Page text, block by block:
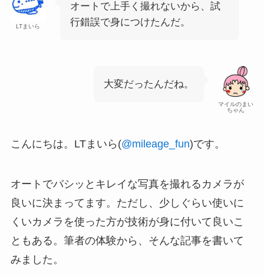
LTまいら
オートで上手く撮れないから、試
行錯誤で身につけたんだ。
マイルのまい
ちゃん
大変だったんだね。
こんにちは。LTまいら(@mileage_fun)です。
オートでバシッとキレイな写真を撮れるカメラが
良いに決まってます。ただし、 少しぐらい使いに
くいカメラを使った方が技術が身に付いて良いこ
ともある。 筆者の体験から、そんな記事を書いて
みました。